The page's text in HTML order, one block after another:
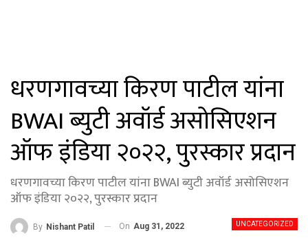
धरणगावच्या किरण पाटील यांना
BWAI ब्युटी अवॉर्ड असोसिएशन
ऑफ इंडिया २०२२, पुरस्कार प्रदान
धरणगावच्या किरण पाटील यांना BWAI ब्युटी अवॉर्ड असोसिएशन
ऑफ इंडिया २०२२, पुरस्कार प्रदान
UNCATEGORIZED
By Nishant Patil On Aug 31, 2022